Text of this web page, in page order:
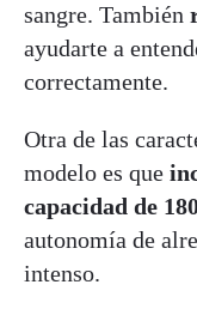
sangre. También
ayudarte a
correctamente.
Otra de las
modelo es que
capacidad de
autonomía de
intenso.